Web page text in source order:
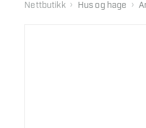
Nettbutikk › Hus og hage ›